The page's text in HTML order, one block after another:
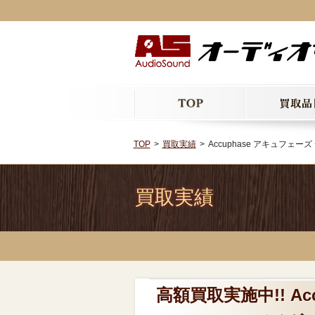
TOP 買取実績 Accuphase アキュフェー
買取実績
高額買取実施中!!